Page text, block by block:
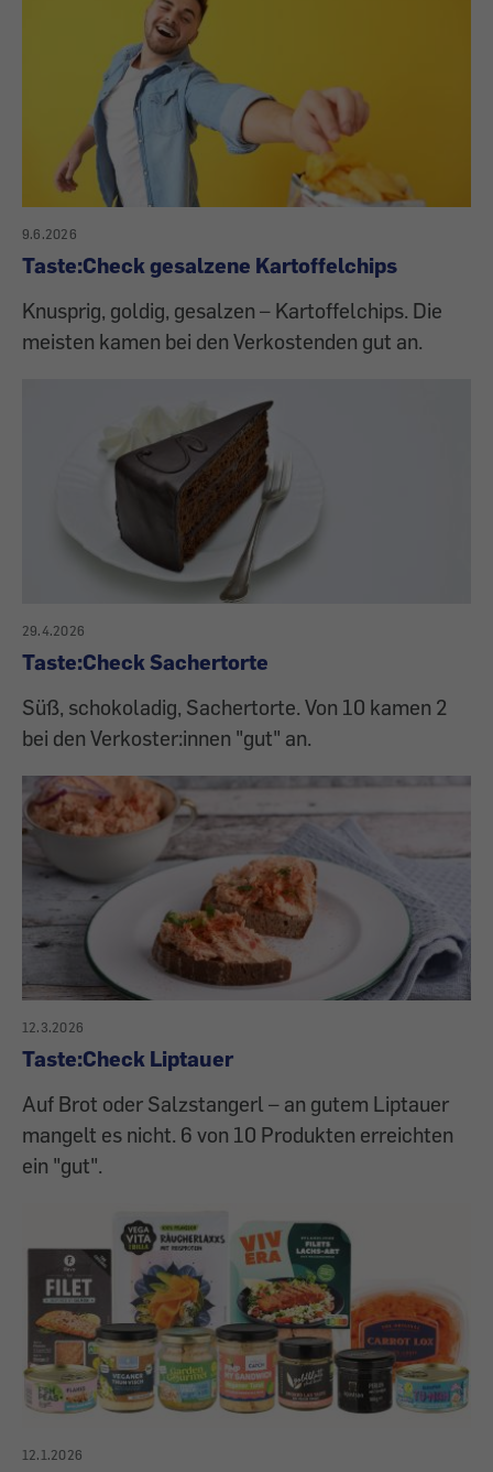
9.6.2026
Taste:Check gesalzene Kartoffelchips
Knusprig, goldig, gesalzen – Kartoffelchips. Die
meisten kamen bei den Verkostenden gut an.
29.4.2026
Taste:Check Sachertorte
Süß, schokoladig, Sachertorte. Von 10 kamen 2
bei den Verkoster:innen "gut" an.
12.3.2026
Taste:Check Liptauer
Auf Brot oder Salzstangerl – an gutem Liptauer
mangelt es nicht. 6 von 10 Produkten erreichten
ein "gut".
12.1.2026